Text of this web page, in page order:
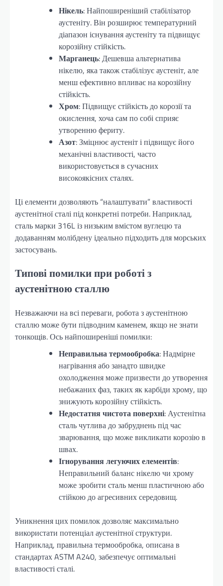
Нікель: Найпоширеніший стабілізатор
аустеніту. Він розширює температурний
діапазон існування аустеніту та підвищує
корозійну стійкість.
Марганець: Дешевша альтернатива
нікелю, яка також стабілізує аустеніт, але
менш ефективно впливає на корозійну
стійкість.
Хром: Підвищує стійкість до корозії та
окислення, хоча сам по собі сприяє
утворенню фериту.
Азот: Зміцнює аустеніт і підвищує його
механічні властивості, часто
використовується в сучасних
високоякісних сталях.
Ці елементи дозволяють “налаштувати” властивості
аустенітної сталі під конкретні потреби. Наприклад,
сталь марки 316L із низьким вмістом вуглецю та
додаванням молібдену ідеально підходить для морських
застосувань.
Типові помилки при роботі з
аустенітною сталлю
Незважаючи на всі переваги, робота з аустенітною
сталлю може бути підводним каменем, якщо не знати
тонкощів. Ось найпоширеніші помилки:
Неправильна термообробка: Надмірне
нагрівання або занадто швидке
охолодження може призвести до утворення
небажаних фаз, таких як карбіди хрому, що
знижують корозійну стійкість.
Недостатня чистота поверхні: Аустенітна
сталь чутлива до забруднень під час
зварювання, що може викликати корозію в
швах.
Ігнорування легуючих елементів:
Неправильний баланс нікелю чи хрому
може зробити сталь менш пластичною або
стійкою до агресивних середовищ.
Уникнення цих помилок дозволяє максимально
використати потенціал аустенітної структури.
Наприклад, правильна термообробка, описана в
стандартах ASTM A240, забезпечує оптимальні
властивості сталі.